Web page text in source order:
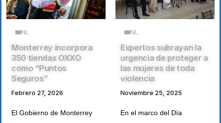
NL
Monterrey incorpora
350 tiendas OXXO
como “Puntos
Seguros”
Febrero 27, 2026
El Gobierno de Monterrey
NL
Expertos subrayan la
urgencia de proteger a
las mujeres de toda
violencia
Noviembre 25, 2025
En el marco del Día